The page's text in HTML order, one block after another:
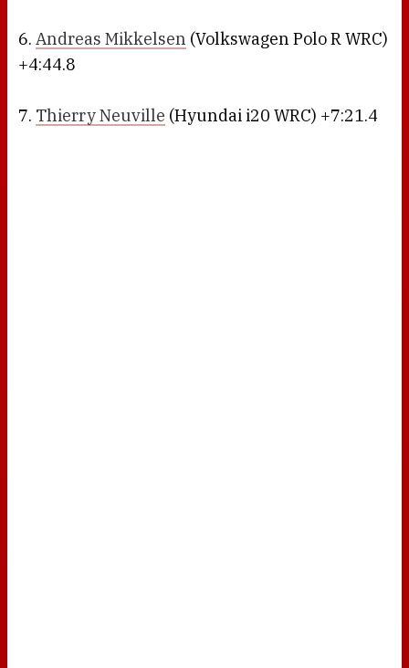
6. Andreas Mikkelsen (Volkswagen Polo R WRC)
+4:44.8
7. Thierry Neuville (Hyundai i20 WRC) +7:21.4